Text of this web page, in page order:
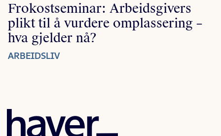
Frokostseminar: Arbeidsgivers
plikt til å vurdere omplassering –
hva gjelder nå?
ARBEIDSLIV